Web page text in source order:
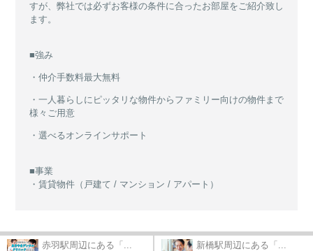
すが、弊社では必ずお客様の条件に合ったお部屋をご紹介致し
ます。
■強み
・仲介手数料最大無料
・一人暮らしにピッタリな物件からファミリー向けの物件まで
様々ご用意
・選べるオンラインサポート
■事業
・賃貸物件（戸建て / マンション / アパート）
赤羽駅周辺にある「... 新橋駅周辺にある「...